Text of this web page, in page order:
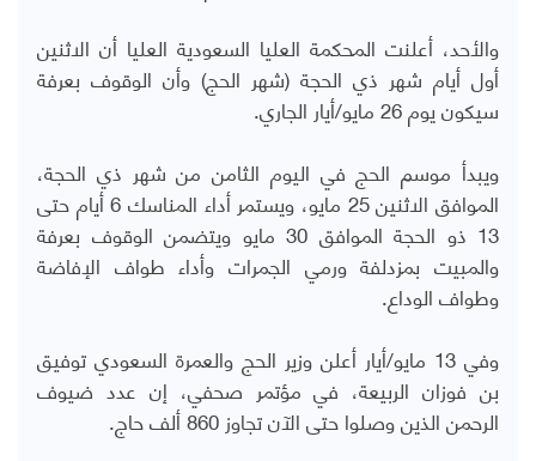
والأحد، أعلنت المحكمة العليا السعودية العليا أن الاثنين
أول أيام شهر ذي الحجة (شهر الحج) وأن الوقوف بعرفة
سيكون يوم 26 مايو/أيار الجاري.
ويبدأ موسم الحج في اليوم الثامن من شهر ذي الحجة،
الموافق الاثنين 25 مايو، ويستمر أداء المناسك 6 أيام حتى
13 ذو الحجة الموافق 30 مايو ويتضمن الوقوف بعرفة
والمبيت بمزدلفة ورمي الجمرات وأداء طواف الإفاضة
وطواف الوداع.
وفي 13 مايو/أيار أعلن وزير الحج والعمرة السعودي توفيق
بن فوزان الربيعة، في مؤتمر صحفي، إن عدد ضيوف
الرحمن الذين وصلوا حتى الآن تجاوز 860 ألف حاج.